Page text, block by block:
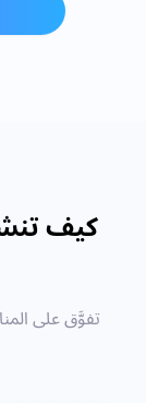
كيف
تفوَّق على